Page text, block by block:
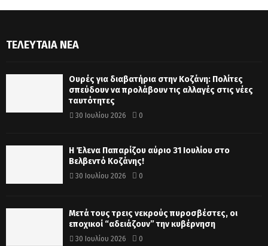
ΤΕΛΕΥΤΑΊΑ ΝΈΑ
Ουρές για διαβατήρια στην Κοζάνη: Πολίτες
σπεύδουν να προλάβουν τις αλλαγές στις νέες
ταυτότητες
30 Ιουλίου 2026 0
Η Έλενα Παπαρίζου αύριο 31 Ιουλίου στο
Βελβεντό Κοζάνης!
30 Ιουλίου 2026 0
Μετά τους τρεις νεκρούς πυροσβέστες, οι
εποχικοί “αδειάζουν” την κυβέρνηση
30 Ιουλίου 2026 0